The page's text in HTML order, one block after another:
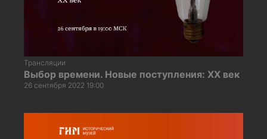
Трансляции
Выбор времени. Новые поступления: XX век
26 сентября 2022 19:00